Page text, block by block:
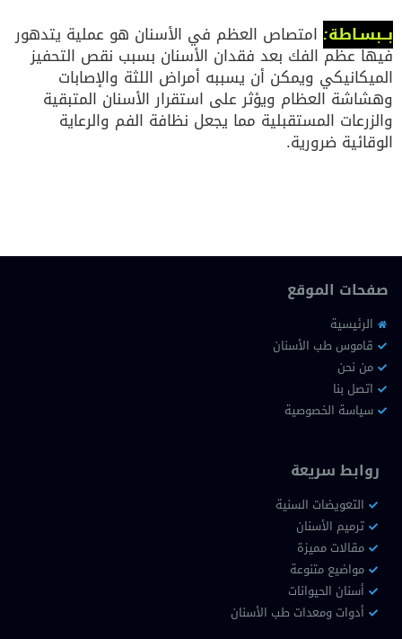
بــبسـاطة: امتصاص العظم في الأسنان هو عملية يتدهور
فيها عظم الفك بعد فقدان الأسنان بسبب نقص التحفيز
الميكانيكي ويمكن أن يسببه أمراض اللثة والإصابات
وهشاشة العظام ويؤثر على استقرار الأسنان المتبقية
والزرعات المستقبلية مما يجعل نظافة الفم والرعاية
الوقائية ضرورية.
صفحات الموقع
الرئيسية
قاموس طب الأسنان
من نحن
اتصل بنا
سياسة الخصوصية
روابط سريعة
التعويضات السنية
ترميم الأسنان
مقالات مميزة
مواضيع متنوعة
أسنان الحيوانات
أدوات ومعدات طب الأسنان